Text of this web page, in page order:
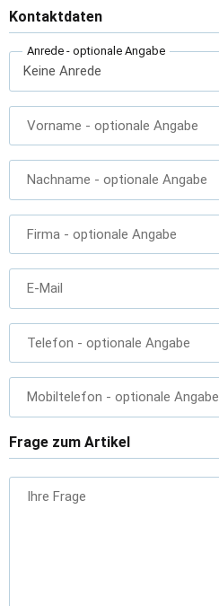
Kontaktdaten
Anrede - optionale Angabe
Vorname - optionale Angabe
Nachname - optionale Angabe
Firma - optionale Angabe
E-Mail
Telefon - optionale Angabe
Mobiltelefon - optionale Angabe
Frage zum Artikel
Ihre Frage